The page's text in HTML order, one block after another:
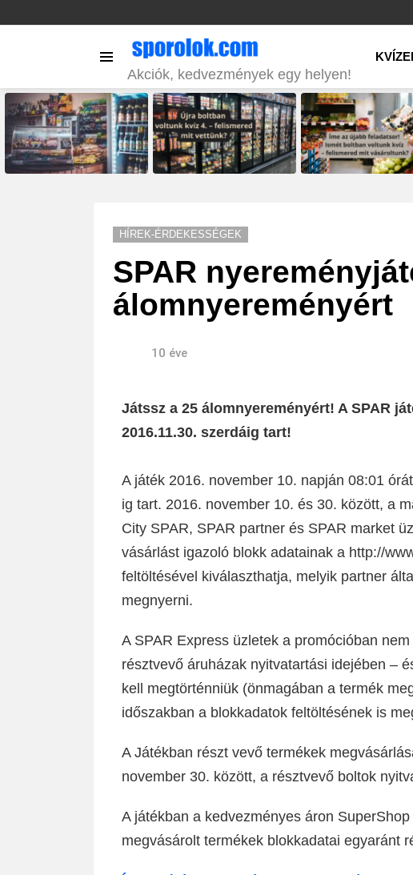
Akciók, kedvezmények egy helyen!
STORIES
HÍREK-ÉRDEKESSÉGEK
SPAR
álomnyereményért
10 éve
Játssz a 25 álomnyereményért! A SPAR
2016.11.30. szerdáig tart!
A játék 2016. november 10. napján 08:01
ig tart. 2016. november 10. és 30. között, a
City SPAR, SPAR partner és SPAR market
vásárlást igazoló blokk adatainak a http://
feltöltésével kiválaszthatja, melyik partner
megnyerni.
A SPAR Express üzletek a promócióban
résztvevő áruházak nyitvatartási idejében –
kell megtörténniük (önmagában a termék
időszakban a blokkadatok feltöltésének is
A Játékban részt vevő termékek
november 30. között, a résztvevő boltok
A játékban a kedvezményes áron
megvásárolt termékek blokkadatai egyaránt